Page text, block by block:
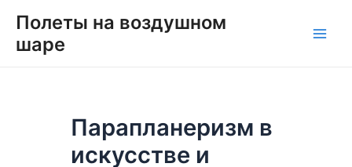
содержимому
Полеты на воздушном
шаре
Парапланеризм в
искусстве и
по
записям